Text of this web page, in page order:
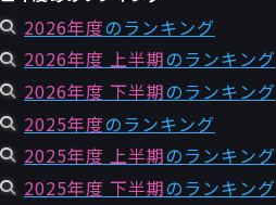
2026年度のランキング
2026年度 上半期のランキング
2026年度 下半期のランキング
2025年度のランキング
2025年度 上半期のランキング
2025年度 下半期のランキング